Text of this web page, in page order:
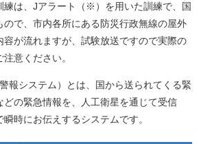
練は、Jアラート（※）を用いた訓練で、国
ので、市内各所にある防災行政無線の屋外
容が流れますが、試験放送ですので実際の
意ください。
報システム）とは、国から送られてくる緊
の緊急情報を、人工衛星を通じて受信
時にお伝えするシステムです。